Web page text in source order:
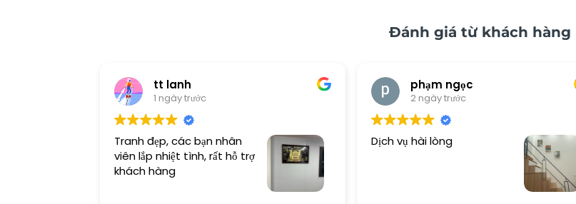
Đánh giá từ khách hàng
tt lanh
1 ngày trước
Tranh đẹp, các bạn nhân
viên lắp nhiệt tình, rất hỗ trợ
khách hàng
phạm ngọc
2 ngày trước
Dịch vụ hài lòng